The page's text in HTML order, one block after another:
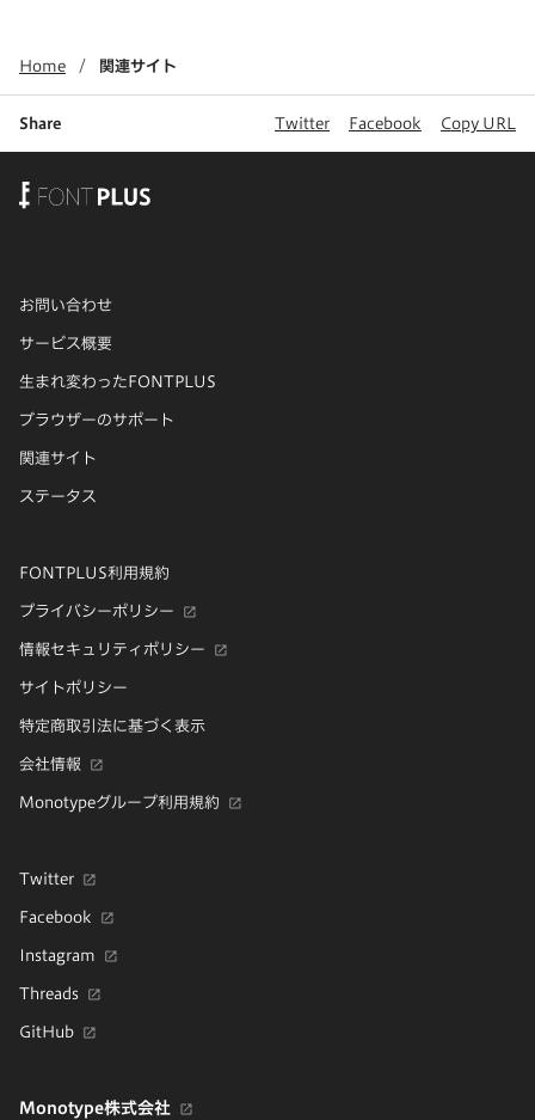
Home 関連サイト
Share Twitter Facebook Copy URL
お問い合わせ
サービス概要
生まれ変わったFONTPLUS
ブラウザーのサポート
関連サイト
ステータス
FONTPLUS利用規約
プライバシーポリシー
情報セキュリティポリシー
サイトポリシー
特定商取引法に基づく表示
会社情報
Monotypeグループ利用規約
Twitter
Facebook
Instagram
Threads
GitHub
Monotype株式会社